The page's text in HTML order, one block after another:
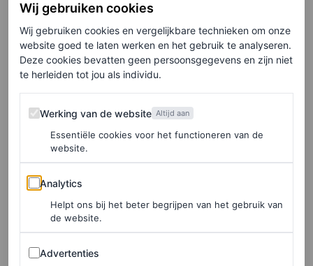
Deze nieuwe campagne
geschoten door
gerenommeerd fotograaf
Bastiaan Woudt is een piece
of art
FASHION
het tussenseizoen te
van de runway
Wij gebruiken cookies
Wij gebruiken cookies en vergelijkbare technieken om onze
website goed te laten werken en het gebruik te analyseren.
Deze cookies bevatten geen persoonsgegevens en zijn niet
te herleiden tot jou als individu.
Werking van de website
Werking van de website Altijd aan
Essentiële cookies voor het functioneren van de
website.
Analytics
Analytics
Helpt ons bij het beter begrijpen van het gebruik van
de website.
Advertenties
Advertenties